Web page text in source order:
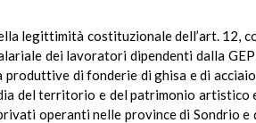
legittimità costituzionale dell’art. 12,
dei lavoratori dipendenti dalla
di fonderie di ghisa e di
del territorio e del patrimonio artistico
operanti nelle province di Sondrio e